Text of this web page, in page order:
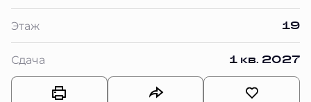
Этаж 19
Сдача 1 кв. 2027